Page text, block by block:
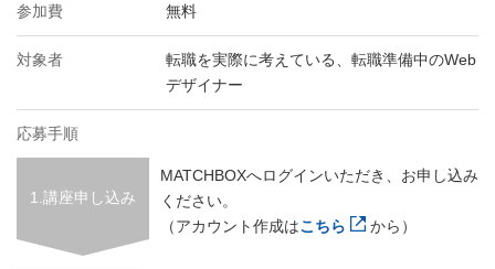
参加費 無料
対象者
転職を実際に考えている、転職準備中のWeb
デザイナー
応募手順
1.講座申し込み
MATCHBOXへログインいただき、お申し込み
ください。
（アカウント作成はこちら から）